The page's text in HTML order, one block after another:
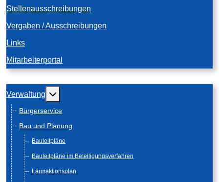
Stellenausschreibungen
Vergaben / Ausschreibungen
Links
Mitarbeiterportal
Verwaltung Weitere Informationen: Verwaltung
Bürgerservice
Bau und Planung
Bauleitpläne
Bauleitpläne im Beteiligungsverfahren
Lärmaktionsplan